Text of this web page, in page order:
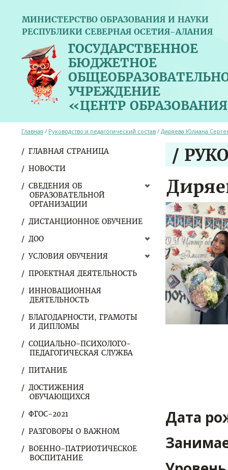
МИНИСТЕРСТВО ОБРАЗОВАНИЯ И НАУКИ
РЕСПУБЛИКИ СЕВЕРНАЯ ОСЕТИЯ-АЛАНИЯ
ГОСУДАРСТВЕННОЕ
БЮДЖЕТНОЕ
УЧРЕЖДЕНИЕ
«ЦЕНТР
ГЛАВНАЯ СТРАНИЦА
НОВОСТИ
СВЕДЕНИЯ ОБ
ОБРАЗОВАТЕЛЬНОЙ
ОРГАНИЗАЦИИ
ДИСТАНЦИОННОЕ ОБУЧЕНИЕ
ДОО
УСЛОВИЯ ОБУЧЕНИЯ
ПРОЕКТНАЯ ДЕЯТЕЛЬНОСТЬ
ИННОВАЦИОННАЯ
ДЕЯТЕЛЬНОСТЬ
БЛАГОДАРНОСТИ, ГРАМОТЫ
И ДИПЛОМЫ
СОЦИАЛЬНО-ПСИХОЛОГО-
ПЕДАГОГИЧЕСКАЯ СЛУЖБА
ПИТАНИЕ
ДОСТИЖЕНИЯ
ОБУЧАЮЩИХСЯ
ФГОС-2021
РАЗГОВОРЫ О ВАЖНОМ
ВОЕННО-ПАТРИОТИЧЕСКОЕ
ВОСПИТАНИЕ
Главная / Руководство и педагогический состав / Диряева Юлиана
/
Дата